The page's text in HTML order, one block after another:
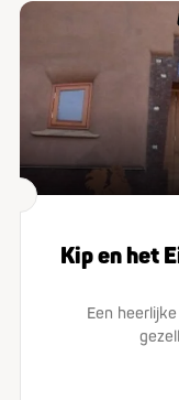
Kip en het
Een